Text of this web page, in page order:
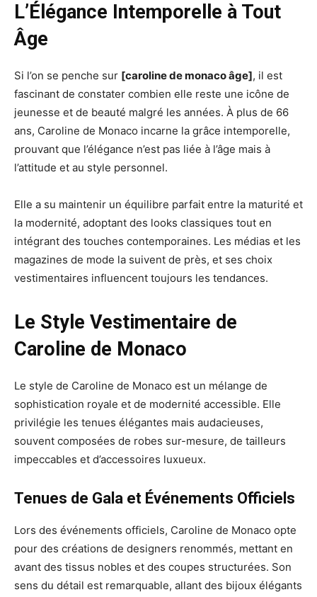
L’Élégance Intemporelle à Tout
Âge
Si l’on se penche sur [caroline de monaco âge], il est
fascinant de constater combien elle reste une icône de
jeunesse et de beauté malgré les années. À plus de 66
ans, Caroline de Monaco incarne la grâce intemporelle,
prouvant que l’élégance n’est pas liée à l’âge mais à
l’attitude et au style personnel.
Elle a su maintenir un équilibre parfait entre la maturité et
la modernité, adoptant des looks classiques tout en
intégrant des touches contemporaines. Les médias et les
magazines de mode la suivent de près, et ses choix
vestimentaires influencent toujours les tendances.
Le Style Vestimentaire de
Caroline de Monaco
Le style de Caroline de Monaco est un mélange de
sophistication royale et de modernité accessible. Elle
privilégie les tenues élégantes mais audacieuses,
souvent composées de robes sur-mesure, de tailleurs
impeccables et d’accessoires luxueux.
Tenues de Gala et Événements Officiels
Lors des événements officiels, Caroline de Monaco opte
pour des créations de designers renommés, mettant en
avant des tissus nobles et des coupes structurées. Son
sens du détail est remarquable, allant des bijoux élégants